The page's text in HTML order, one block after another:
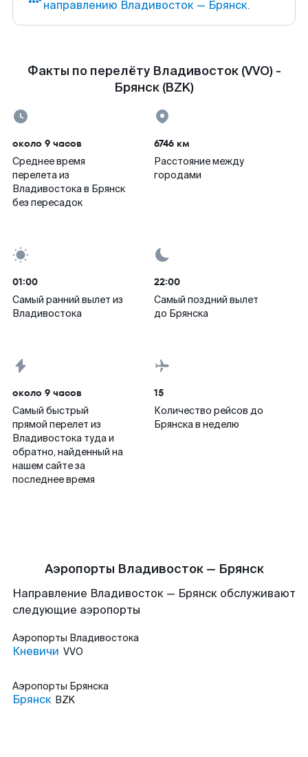
направлению Владивосток — Брянск.
Факты по перелёту Владивосток (VVO) -
Брянск (BZK)
около 9 часов
Среднее время
перелета из
Владивостока в Брянск
без пересадок
6746 км
Расстояние между
городами
01:00
Самый ранний вылет из
Владивостока
22:00
Самый поздний вылет
до Брянска
около 9 часов
Самый быстрый
прямой перелет из
Владивостока туда и
обратно, найденный на
нашем сайте за
последнее время
15
Количество рейсов до
Брянска в неделю
Аэропорты Владивосток — Брянск
Направление Владивосток — Брянск обслуживают
следующие аэропорты
Аэропорты Владивостока
Кневичи VVO
Аэропорты Брянска
Брянск BZK